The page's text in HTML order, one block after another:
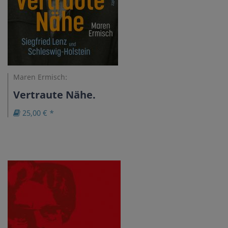
Maren Ermisch:
Vertraute Nähe.
25,00 € *